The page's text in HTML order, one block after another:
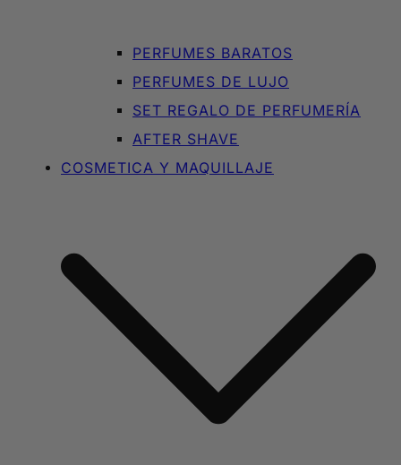
PERFUMES BARATOS
PERFUMES DE LUJO
SET REGALO DE PERFUMERÍA
AFTER SHAVE
COSMETICA Y MAQUILLAJE